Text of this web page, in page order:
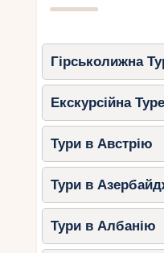
Гірськолижна
Екскурсійна
Тури в Австрію
Тури в
Тури в Албанію